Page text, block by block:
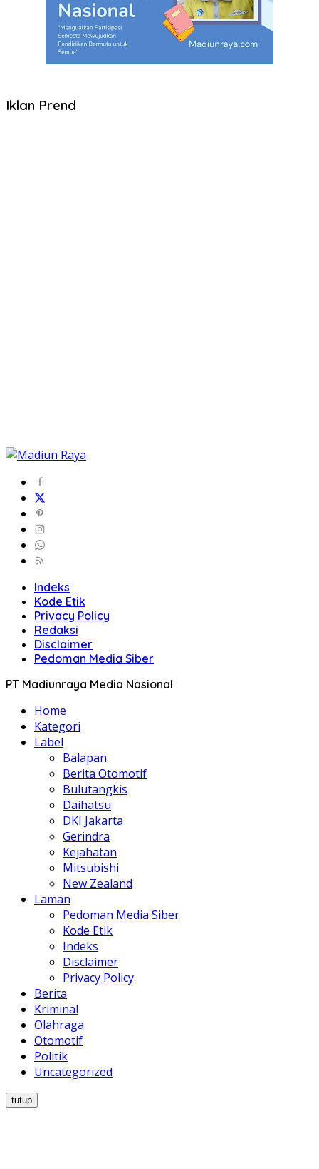
Iklan Prend
Indeks
Kode Etik
Privacy Policy
Redaksi
Disclaimer
Pedoman Media Siber
PT Madiunraya Media Nasional
Home
Kategori
Label
Balapan
Berita Otomotif
Bulutangkis
Daihatsu
DKI Jakarta
Gerindra
Kejahatan
Mitsubishi
New Zealand
Laman
Pedoman Media Siber
Kode Etik
Indeks
Disclaimer
Privacy Policy
Berita
Kriminal
Olahraga
Otomotif
Politik
Uncategorized
tutup